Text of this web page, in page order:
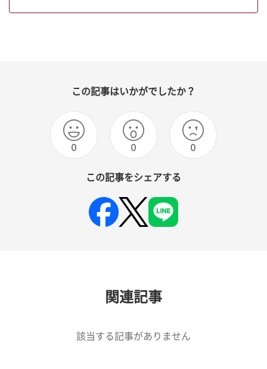
この記事はいかがでしたか？
0 0 0
この記事をシェアする
関連記事
該当する記事がありません